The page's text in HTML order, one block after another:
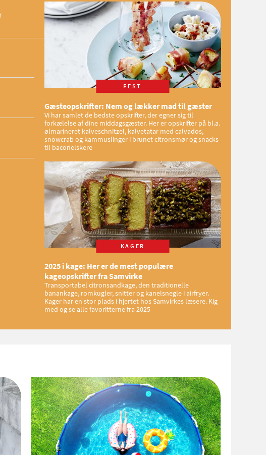
FEST
Gæsteopskrifter: Nem og lækker mad til gæster
Vi har samlet de bedste opskrifter, der egner sig til
forkælelse af dine middagsgæster. Her er opskrifter på bl.a.
ølmarineret kalveschnitzel, kalvetatar med calvados,
snowcrab og kammuslinger i brunet citronsmør og snacks
til baconelskere
KAGER
2025 i kage: Her er de mest populære
kageopskrifter fra Samvirke
Transportabel citronsandkage, den traditionelle
banankage, romkugler, snitter og kanelsnegle i airfryer.
Kager har en stor plads i hjertet hos Samvirkes læsere. Kig
med og se alle favoritterne fra 2025